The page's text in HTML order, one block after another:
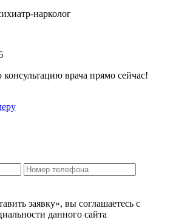
нарколог
врача прямо сейчас!
заявку», вы соглашаетесь с
данного сайта